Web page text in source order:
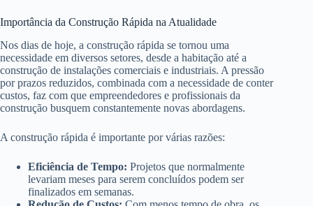
Importância da Construção Rápida na Atualidade
Nos dias de hoje, a construção rápida se tornou uma
necessidade em diversos setores, desde a habitação até a
construção de instalações comerciais e industriais. A pressão
por prazos reduzidos, combinada com a necessidade de conter
custos, faz com que empreendedores e profissionais da
construção busquem constantemente novas abordagens.
A construção rápida é importante por várias razões:
Eficiência de Tempo: Projetos que normalmente
levariam meses para serem concluídos podem ser
finalizados em semanas.